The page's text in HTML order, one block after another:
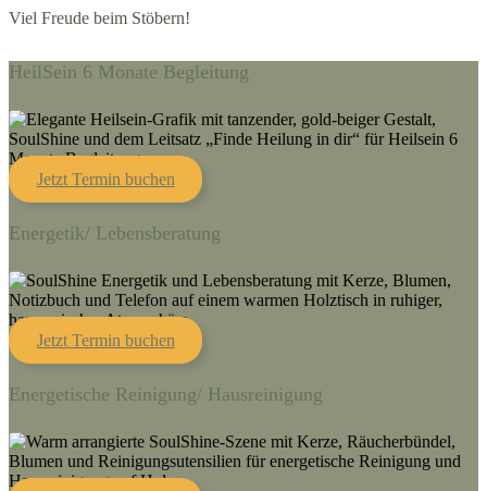
Viel Freude beim Stöbern!
HeilSein 6 Monate Begleitung
Jetzt Termin buchen
Energetik/ Lebensberatung
Jetzt Termin buchen
Energetische Reinigung/ Hausreinigung